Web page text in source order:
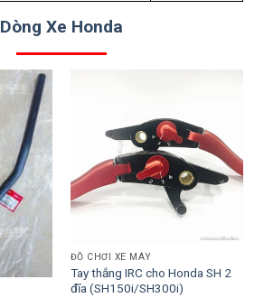
Dòng Xe Honda
ĐỒ CHƠI XE MÁY
Tay thắng IRC cho Honda SH 2
đĩa (SH150i/SH300i)